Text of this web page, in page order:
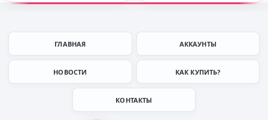
ГЛАВНАЯ АККАУНТЫ
НОВОСТИ КАК КУПИТЬ?
КОНТАКТЫ